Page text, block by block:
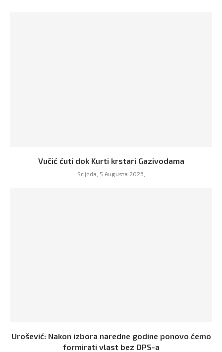
Vučić ćuti dok Kurti krstari Gazivodama
Srijeda, 5 Augusta 2026,
Urošević: Nakon izbora naredne godine ponovo ćemo
formirati vlast bez DPS-a